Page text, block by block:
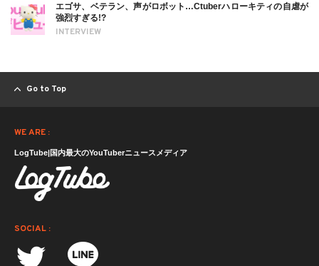
INTERVIEW
エゴサ、ベテラン、声がロボット…Ctuberハローキティの自虐が
強烈すぎる!?
Go to Top
WE ARE :
LogTube|国内最大のYouTuberニュースメディア
SOCIAL :